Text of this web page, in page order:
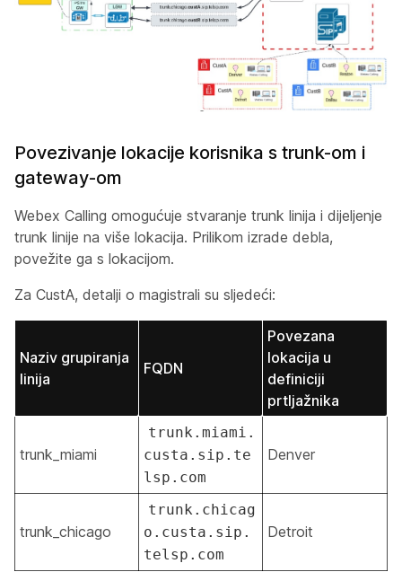
Povezivanje lokacije korisnika s trunk-om i
gateway-om
Webex Calling omogućuje stvaranje trunk linija i dijeljenje
trunk linije na više lokacija. Prilikom izrade debla,
povežite ga s lokacijom.
Za CustA, detalji o magistrali su sljedeći:
Naziv grupiranja
linija
FQDN
Povezana
lokacija u
definiciji
prtljažnika
trunk_miami
trunk.miami.
custa.sip.te
lsp.com
Denver
trunk_chicago
trunk.chicag
o.custa.sip.
telsp.com
Detroit